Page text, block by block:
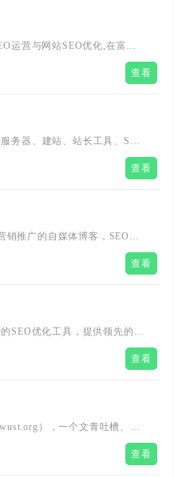
运营与网站SEO优化,在富贵
验、网站SEO诊断、网站策划
化开发等相关知识教程。...查看
务器、建站、站长工具、SEO
免费资源、wordpress、自媒
每天必上的网站，站长就上查看
销推广的自媒体博客，SEO研
享、交流、学习的平台，官方
查看
SEO优化工具，提供领先的百
，IP反查等，做最专业的站长
查看
），一个文青吐槽、偶
编程技术文章的网站。夏末浅
诊断、网站策划制作运营的
查看